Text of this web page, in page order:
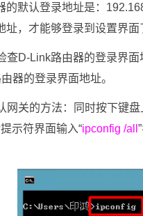
的默认登录地址是：
址，才能够登录到设置界
查D-Link路由器的登录界
器的登录界面地址。
网关的方法：同时按下键盘
示符界面输入“ipconfig /all